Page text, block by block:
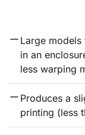
Large
in an
less warping
Produces a
printing (less